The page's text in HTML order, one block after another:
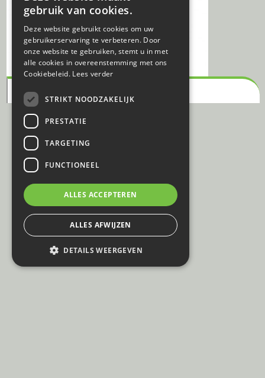
FRENCH
gebruik van cookies.
Deze website gebruikt cookies om uw
gebruikerservaring te verbeteren. Door
onze website te gebruiken, stemt u in met
alle cookies in overeenstemming met ons
Cookiebeleid. Lees verder
STRIKT NOODZAKELIJK
PRESTATIE
TARGETING
FUNCTIONEEL
ALLES ACCEPTEREN
ALLES AFWIJZEN
DETAILS WEERGEVEN